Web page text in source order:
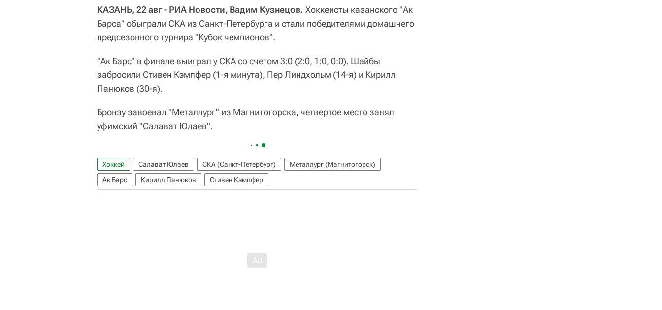
КАЗАНЬ, 22 авг - РИА Новости, Вадим Кузнецов. Хоккеисты казанского "Ак
Барса" обыграли СКА из Санкт-Петербурга и стали победителями домашнего
предсезонного турнира "Кубок чемпионов".
"Ак Барс" в финале выиграл у СКА со счетом 3:0 (2:0, 1:0, 0:0). Шайбы
забросили Стивен Кэмпфер (1-я минута), Пер Линдхольм (14-я) и Кирилл
Панюков (30-я).
Бронзу завоевал "Металлург" из Магнитогорска, четвертое место занял
уфимский "Салават Юлаев".
Хоккей Салават Юлаев СКА (Санкт-Петербург)
Металлург (Магнитогорск)
Ак Барс
Кирилл Панюков Стивен Кэмпфер